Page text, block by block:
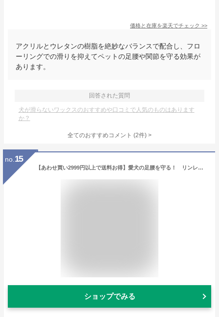
価格と在庫を楽天でチェック >>
アクリルとウレタンの樹脂を絶妙なバランスで配合し、フロ
ーリングでの滑りを抑えてペットの足腰や関節を守る効果が
あります。
回答された質問
犬が滑らないワックスのおすすめや口コミで人気のものはあります
か？
全てのおすすめコメント (2件) >
no. 15
【あわせ買い2999円以上で送料お得】愛犬の足腰を守る！ リンレイ 滑り止め 床用コーティング剤(内容量：500ML) (4903339630619)
ショップでみる